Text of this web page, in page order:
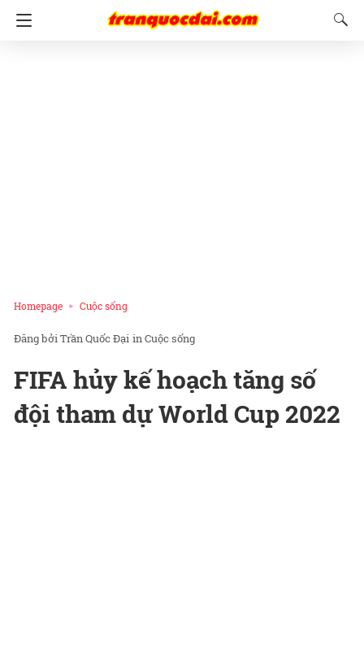
Homepage Cuộc sống
Trần Quốc Đại inCuộc sống
FIFA hủy kế hoạch tăng số
đội tham dự World Cup 2022